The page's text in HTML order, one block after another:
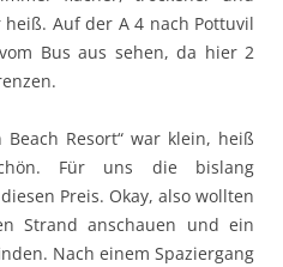
Auf der A 4 nach Pottuvil
Bus aus sehen, da hier 2
Beach Resort“ war klein, heiß
Für uns die bislang
Preis. Okay, also wollten
Strand anschauen und ein
Nach einem Spaziergang